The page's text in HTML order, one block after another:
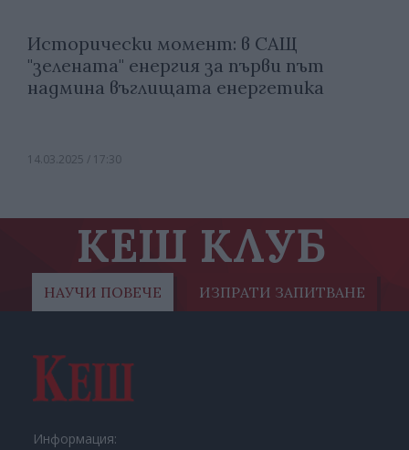
Исторически момент: в САЩ
"зелената" енергия за първи път
надмина въглищата енергетика
14.03.2025 / 17:30
КЕШ КЛУБ
НАУЧИ ПОВЕЧЕ ИЗПРАТИ ЗАПИТВАНЕ
Информация: